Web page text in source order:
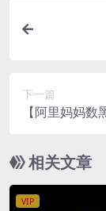
下一篇
【阿里妈妈
相关文章
VIP